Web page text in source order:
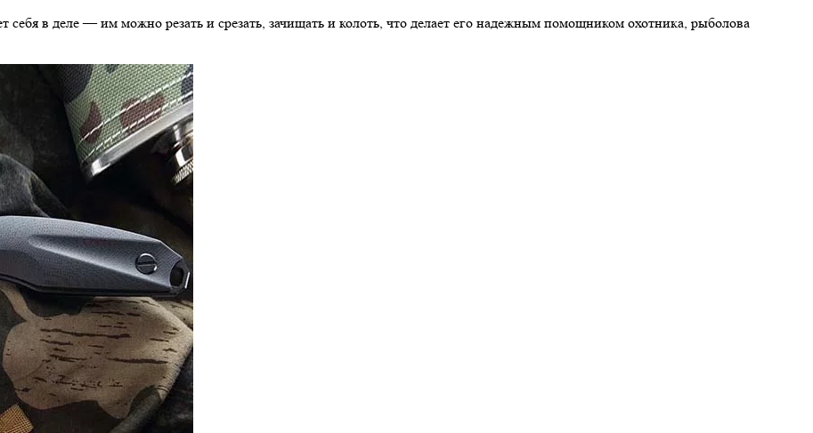
себя в деле — им можно резать и срезать, зачищать и колоть, что делает его надежным помощником охотника, рыболова